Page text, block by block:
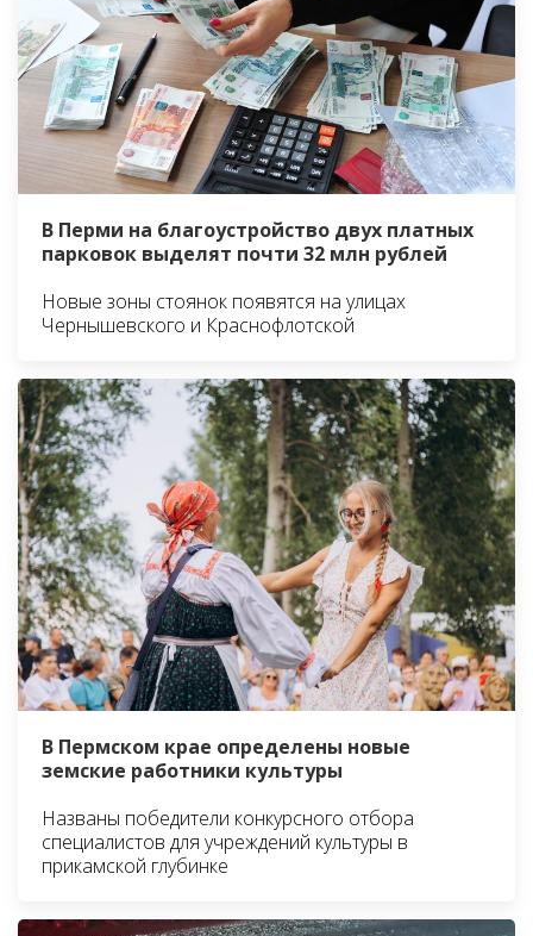
В Перми на благоустройство двух платных
парковок выделят почти 32 млн рублей
Новые зоны стоянок появятся на улицах
Чернышевского и Краснофлотской
В Пермском крае определены новые
земские работники культуры
Названы победители конкурсного отбора
специалистов для учреждений культуры в
прикамской глубинке